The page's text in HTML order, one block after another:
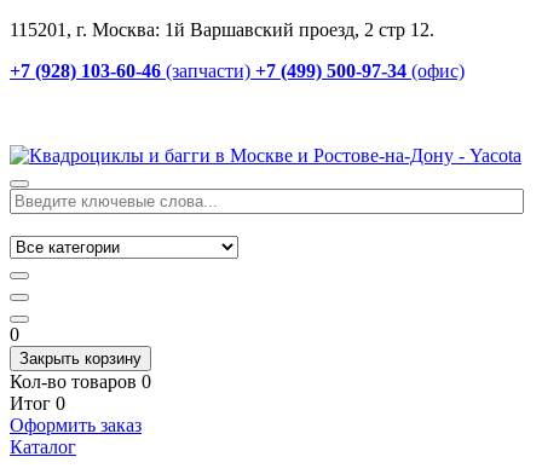
115201, г. Москва: 1й Варшавский проезд, 2 стр 12.
+7 (928) 103-60-46 (запчасти) +7 (499) 500-97-34 (офис)
0
Закрыть корзину
Кол-во товаров 0
Итог 0
Оформить заказ
Каталог